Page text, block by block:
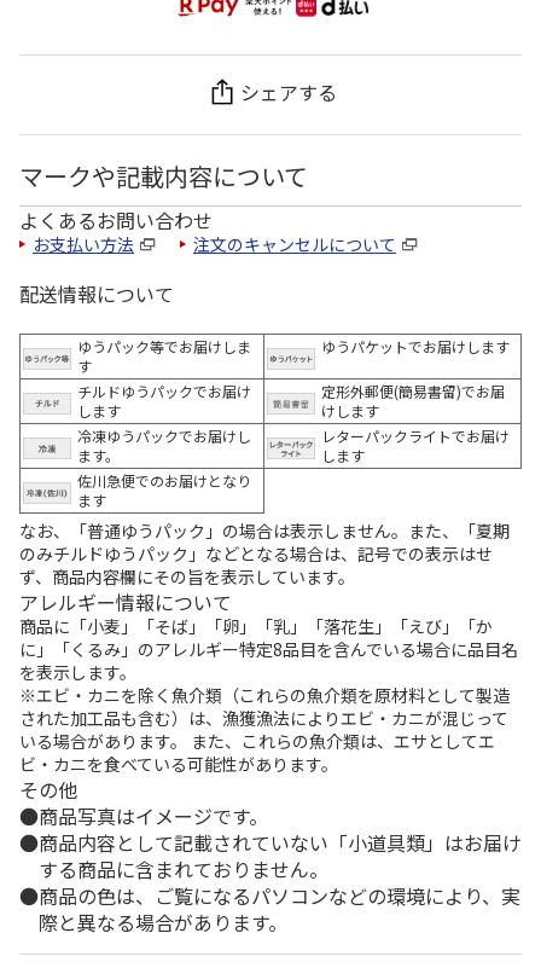
シェアする
マークや記載内容について
よくあるお問い合わせ
お支払い方法 注文のキャンセルについて
配送情報について
ゆうパック等でお届けしま
す
ゆうパケットでお届けします
チルドゆうパックでお届け
します
定形外郵便(簡易書留)でお届
けします
冷凍ゆうパックでお届けし
ます。
レターパックライトでお届け
します
佐川急便でのお届けとなり
ます
なお、「普通ゆうパック」の場合は表示しません。また、「夏期
のみチルドゆうパック」などとなる場合は、記号での表示はせ
ず、商品内容欄にその旨を表示しています。
アレルギー情報について
商品に「小麦」「そば」「卵」「乳」「落花生」「えび」「か
に」「くるみ」のアレルギー特定8品目を含んでいる場合に品目名
を表示します。
※エビ・カニを除く魚介類（これらの魚介類を原材料として製造
された加工品も含む）は、漁獲漁法によりエビ・カニが混じって
いる場合があります。 また、これらの魚介類は、エサとしてエ
ビ・カニを食べている可能性があります。
その他
商品写真はイメージです。
商品内容として記載されていない「小道具類」はお届け
する商品に含まれておりません。
商品の色は、ご覧になるパソコンなどの環境により、実
際と異なる場合があります。